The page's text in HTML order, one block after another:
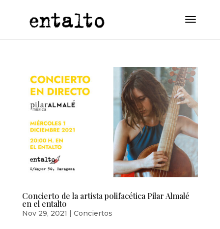
Concierto de la artista polifacética Pilar Almalé
en el entalto
Nov 29, 2021 | Conciertos